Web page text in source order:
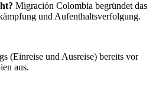
Migración Colombia begründet das
und Aufenthaltsverfolgung.
(Einreise und Ausreise) bereits vor
aus.